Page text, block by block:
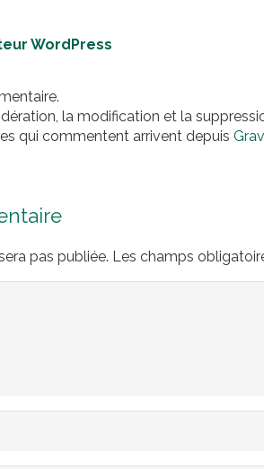
WordPress
la modification et la
qui commentent arrivent depuis
pas publiée. Les champs